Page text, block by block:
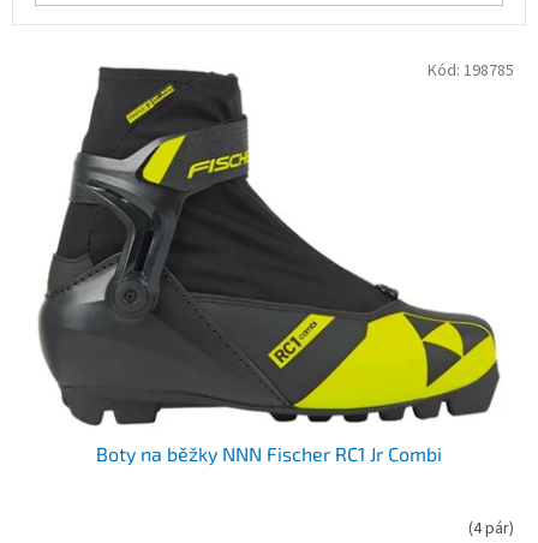
Boty na běžky NNN Fischer RC1 Jr Combi
(4 pár)
Kód: 198785